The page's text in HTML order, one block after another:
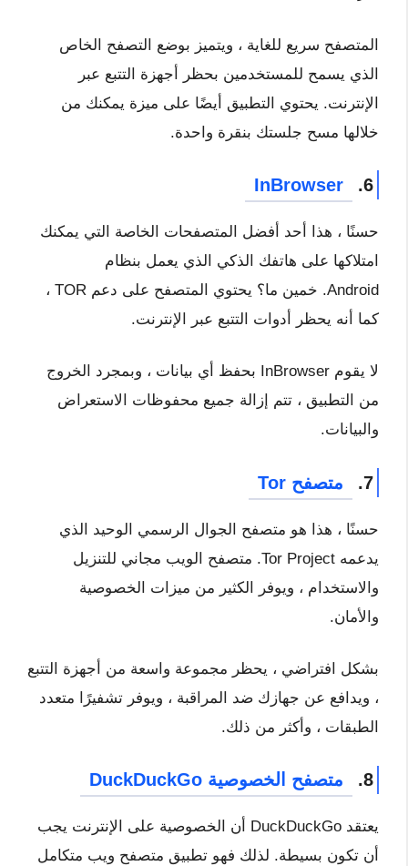
المتصفح سريع للغاية ، ويتميز بوضع التصفح الخاص
الذي يسمح للمستخدمين بحظر أجهزة التتبع عبر
الإنترنت. يحتوي التطبيق أيضًا على ميزة يمكنك من
خلالها مسح جلستك بنقرة واحدة.
6.
InBrowser
حسنًا ، هذا أحد أفضل المتصفحات الخاصة التي يمكنك
امتلاكها على هاتفك الذكي الذي يعمل بنظام
Android. خمين ما؟ يحتوي المتصفح على دعم TOR ،
كما أنه يحظر أدوات التتبع عبر الإنترنت.
لا يقوم InBrowser بحفظ أي بيانات ، وبمجرد الخروج
من التطبيق ، تتم إزالة جميع محفوظات الاستعراض
والبيانات.
7. متصفح Tor
حسنًا ، هذا هو متصفح الجوال الرسمي الوحيد الذي
يدعمه Tor Project. متصفح الويب مجاني للتنزيل
والاستخدام ، ويوفر الكثير من ميزات الخصوصية
والأمان.
بشكل افتراضي ، يحظر مجموعة واسعة من أجهزة التتبع
، ويدافع عن جهازك ضد المراقبة ، ويوفر تشفيرًا متعدد
الطبقات ، وأكثر من ذلك.
8. متصفح الخصوصية DuckDuckGo
يعتقد DuckDuckGo أن الخصوصية على الإنترنت يجب
أن تكون بسيطة. لذلك فهو تطبيق متصفح ويب متكامل